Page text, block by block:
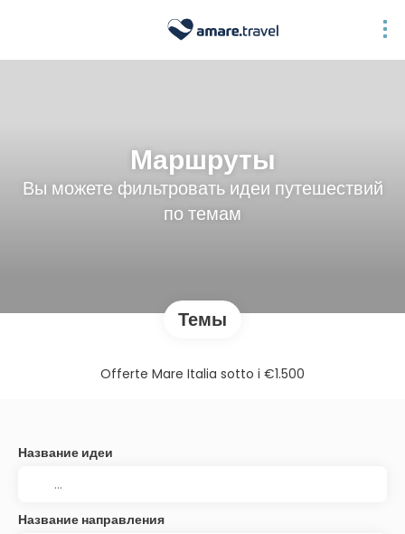
Маршруты
Вы можете фильтровать идеи путешествий
по темам
Темы
Offerte Mare Italia sotto i €1.500
Название идеи
Название направления